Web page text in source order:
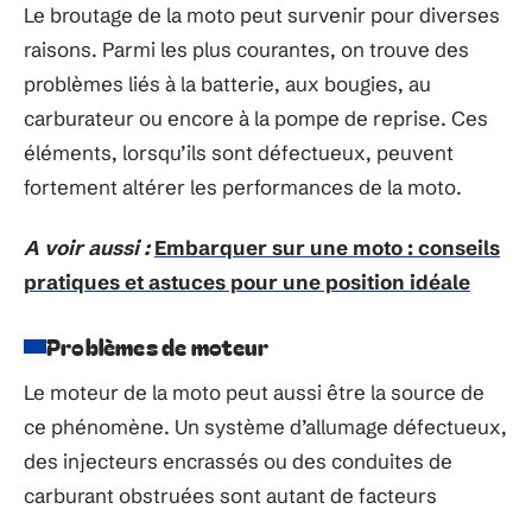
Le broutage de la moto peut survenir pour diverses
raisons. Parmi les plus courantes, on trouve des
problèmes liés à la batterie, aux bougies, au
carburateur ou encore à la pompe de reprise. Ces
éléments, lorsqu’ils sont défectueux, peuvent
fortement altérer les performances de la moto.
A voir aussi : Embarquer sur une moto : conseils
pratiques et astuces pour une position idéale
Problèmes de moteur
Le moteur de la moto peut aussi être la source de
ce phénomène. Un système d’allumage défectueux,
des injecteurs encrassés ou des conduites de
carburant obstruées sont autant de facteurs